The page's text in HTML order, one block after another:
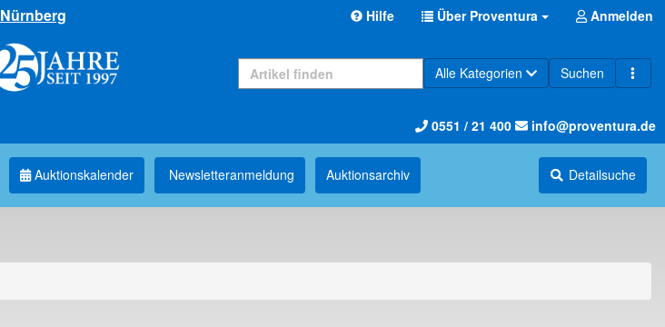
Nürnberg Hilfe Über Proventura Anmelden
Alle Kategorien Suchen
0551 / 21 400 info@proventura.de
Auktionskalender Newsletter­anmeldung Auktions­archiv Detailsuche